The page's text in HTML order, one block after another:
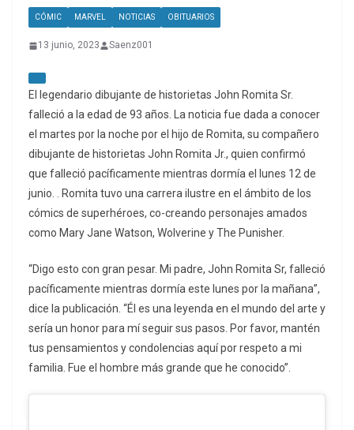
CÓMIC MARVEL NOTICIAS OBITUARIOS
13 junio, 2023 Saenz001
El legendario dibujante de historietas John Romita Sr.
falleció a la edad de 93 años. La noticia fue dada a conocer
el martes por la noche por el hijo de Romita, su compañero
dibujante de historietas John Romita Jr., quien confirmó
que falleció pacíficamente mientras dormía el lunes 12 de
junio. . Romita tuvo una carrera ilustre en el ámbito de los
cómics de superhéroes, co-creando personajes amados
como Mary Jane Watson, Wolverine y The Punisher.
“Digo esto con gran pesar. Mi padre, John Romita Sr, falleció
pacíficamente mientras dormía este lunes por la mañana”,
dice la publicación. “Él es una leyenda en el mundo del arte y
sería un honor para mí seguir sus pasos. Por favor, mantén
tus pensamientos y condolencias aquí por respeto a mi
familia. Fue el hombre más grande que he conocido”.